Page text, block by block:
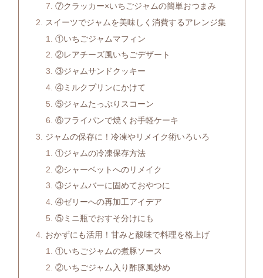
⑦クラッカー×いちごジャムの簡単おつまみ
スイーツでジャムを美味しく消費するアレンジ集
①いちごジャムマフィン
②レアチーズ風いちごデザート
③ジャムサンドクッキー
④ミルクプリンにかけて
⑤ジャムたっぷりスコーン
⑥フライパンで焼くお手軽ケーキ
ジャムの保存に！冷凍やリメイク術いろいろ
①ジャムの冷凍保存方法
②シャーベットへのリメイク
③ジャムバーに固めておやつに
④ゼリーへの再加工アイデア
⑤ミニ瓶でおすそ分けにも
おかずにも活用！甘みと酸味で料理を格上げ
①いちごジャムの煮豚ソース
②いちごジャム入り酢豚風炒め